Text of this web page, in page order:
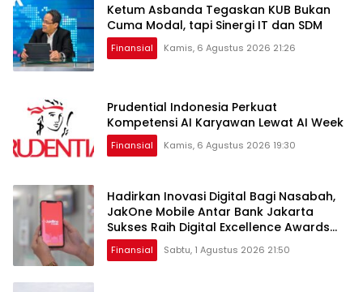
Ketum Asbanda Tegaskan KUB Bukan
Cuma Modal, tapi Sinergi IT dan SDM
Finansial Kamis, 6 Agustus 2026 21:26
Prudential Indonesia Perkuat
Kompetensi AI Karyawan Lewat AI Week
Finansial Kamis, 6 Agustus 2026 19:30
Hadirkan Inovasi Digital Bagi Nasabah,
JakOne Mobile Antar Bank Jakarta
Sukses Raih Digital Excellence Awards
2026
Finansial Sabtu, 1 Agustus 2026 21:50